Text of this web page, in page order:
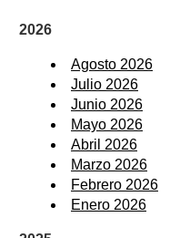
2026
Agosto 2026
Julio 2026
Junio 2026
Mayo 2026
Abril 2026
Marzo 2026
Febrero 2026
Enero 2026